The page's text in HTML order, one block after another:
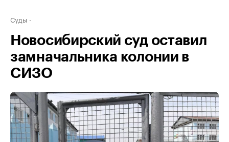
Суды
Новосибирский суд оставил
замначальника колонии в
СИЗО